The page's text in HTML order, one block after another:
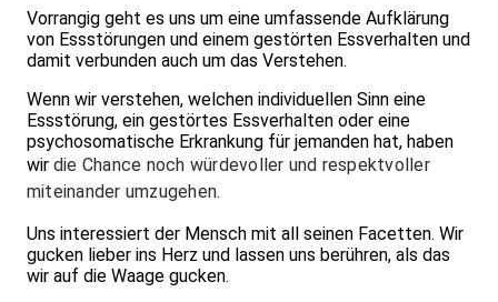
Vorrangig geht es uns um eine umfassende Aufklärung
von Essstörungen und einem gestörten Essverhalten und
damit verbunden auch um das Verstehen.
Wenn wir verstehen, welchen individuellen Sinn eine
Essstörung, ein gestörtes Essverhalten oder eine
psychosomatische Erkrankung für jemanden hat, haben
wir die Chance noch würdevoller und respektvoller
miteinander umzugehen.
Uns interessiert der Mensch mit all seinen Facetten. Wir
gucken lieber ins Herz und lassen uns berühren, als das
wir auf die Waage gucken.